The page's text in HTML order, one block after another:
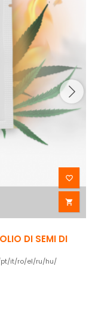


DI SEMI DI
pt/it/ro/el/ru/hu/